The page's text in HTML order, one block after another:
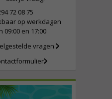
72 08 75
op werkdagen
09:00 en 17:00
vragen